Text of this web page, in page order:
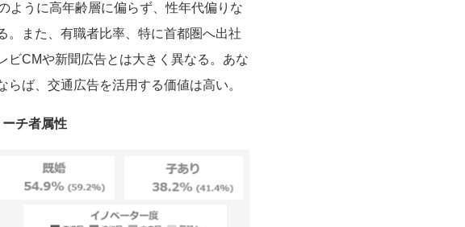
ように高年齢層に偏らず、性年代偏りな
。また、有職者比率、特に首都圏へ出社
ビCMや新聞広告とは大きく異なる。あな
ば、交通広告を活用する価値は高い。
チ者属性